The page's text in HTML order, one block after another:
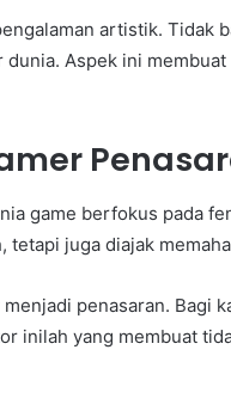
artistik. Tidak
Aspek ini
game berfokus pada
tetapi juga diajak
penasaran. Bagi
inilah yang membuat